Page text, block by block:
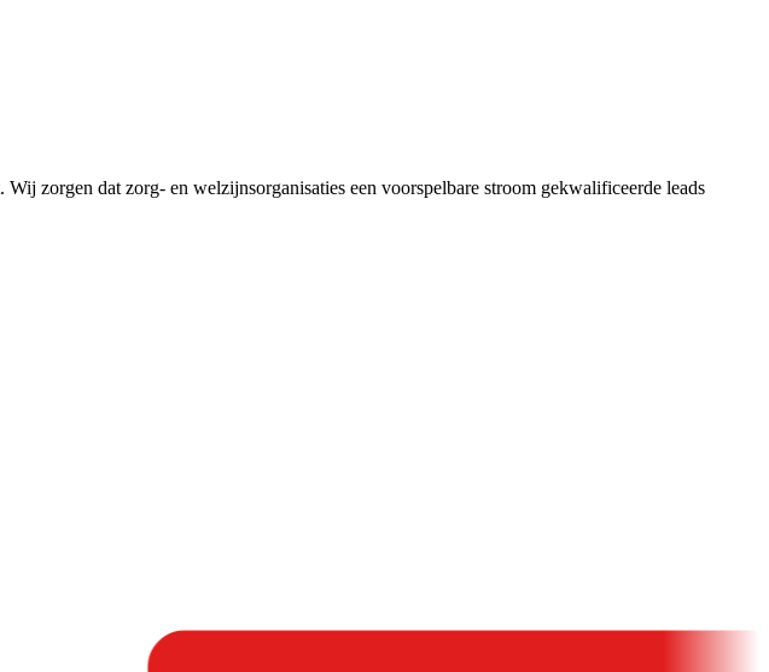
zorgen dat zorg- en welzijnsorganisaties een voorspelbare stroom gekwalificeerde leads